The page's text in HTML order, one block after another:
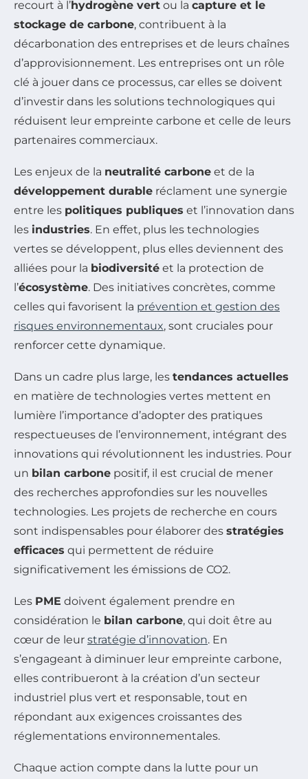
recourt à l’hydrogène vert ou la capture et le
stockage de carbone, contribuent à la
décarbonation des entreprises et de leurs chaînes
d’approvisionnement. Les entreprises ont un rôle
clé à jouer dans ce processus, car elles se doivent
d’investir dans les solutions technologiques qui
réduisent leur empreinte carbone et celle de leurs
partenaires commerciaux.
Les enjeux de la neutralité carbone et de la
développement durable réclament une synergie
entre les politiques publiques et l’innovation dans
les industries. En effet, plus les technologies
vertes se développent, plus elles deviennent des
alliées pour la biodiversité et la protection de
l’écosystème. Des initiatives concrètes, comme
celles qui favorisent la prévention et gestion des
risques environnementaux, sont cruciales pour
renforcer cette dynamique.
Dans un cadre plus large, les tendances actuelles
en matière de technologies vertes mettent en
lumière l’importance d’adopter des pratiques
respectueuses de l’environnement, intégrant des
innovations qui révolutionnent les industries. Pour
un bilan carbone positif, il est crucial de mener
des recherches approfondies sur les nouvelles
technologies. Les projets de recherche en cours
sont indispensables pour élaborer des stratégies
efficaces qui permettent de réduire
significativement les émissions de CO2.
Les PME doivent également prendre en
considération le bilan carbone, qui doit être au
cœur de leur stratégie d’innovation. En
s’engageant à diminuer leur empreinte carbone,
elles contribueront à la création d’un secteur
industriel plus vert et responsable, tout en
répondant aux exigences croissantes des
réglementations environnementales.
Chaque action compte dans la lutte pour un